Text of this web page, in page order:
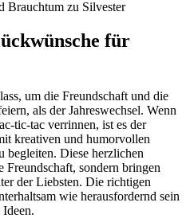
für
um die Freundschaft und die
als der Jahreswechsel. Wenn
tic-tac verrinnen, ist es der
kreativen und humorvollen
begleiten. Diese herzlichen
Freundschaft, sondern bringen
der Liebsten. Die richtigen
wie herausfordernd sein